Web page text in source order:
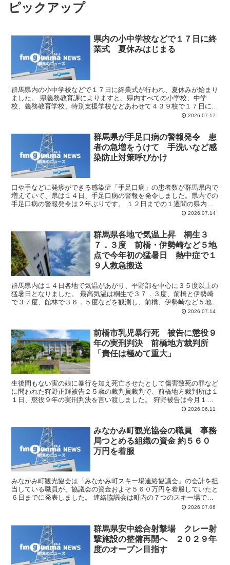
ピックアップ
県内の小中学校などで１７日に終
業式 夏休みはじまる
群馬県内の小中学校などで１７日に終業式が行われ、夏休みが始まり
ました。 県義務教育課によりますと、県内すべての小学校、中学
校、義務教育学校、特別支援学校などあわせて４３９校で１７日に終
業式が行われました。 夏休み明けの始業式は市町村によって...2026.07.17
群馬県が手足口病の警報発令 患
者の急増をうけて 手洗いなど感
染防止対策呼びかけ
口や手などに発疹ができる感染症「手足口病」の患者数が群馬県内で
増えていて、県は１４日、手足口病の警報を発令しました。県内での
手足口病の警報発令は２年ぶりです。 １２日までの１週間の県内１
医療機関あたりの患者報告数は前の週の倍以上となる１２．...2026.07.14
群馬県各地で気温上昇 桐生３
７．３度 前橋・伊勢崎など５地
点で今年初の猛暑日 熱中症で１
９人救急搬送
群馬県内は１４日各地で気温があがり、平野部を中心に３５度以上の
猛暑日となりました。 最高気温は桐生で３７．３度、前橋と伊勢崎
で３７度、館林で３６．５度などを観測し、前橋、伊勢崎など５地点
で今年初の猛暑日となりました。 また草津で３０度超えの...2026.07.14
前橋市乳児暴行死 被告に懲役９
年の実刑判決 前橋地方裁判所
「責任は極めて重大」
生後間もない実の娘に暴行を加え死亡させたとして傷害致死の罪など
に問われた狩野正輝被告２５歳の裁判員裁判で、前橋地方裁判所は１
１日、懲役９年の実刑判決を言い渡しました。 狩野被告は今月１日
に行われた初公判で起訴状の内容を認めていたため、量刑が...2026.06.11
みなかみ町観光協会の職員 事務
局つとめる組織の資金 約５６０
万円を着服
みなかみ町観光協会は「みなかみ町スキー場連絡協議会」の会計を担
当している職員が、協議会の資金およそ５６０万円を着服していたと
６日までに発表しました。 連絡協議会は町内の７つのスキー場で組
織し、観光協会が事務局を担当しています。みなかみ町観光...2026.07.06
群馬県安中総合射撃場 クレー射
撃施設の整備再開へ ２０２９年
度のオープン目指す